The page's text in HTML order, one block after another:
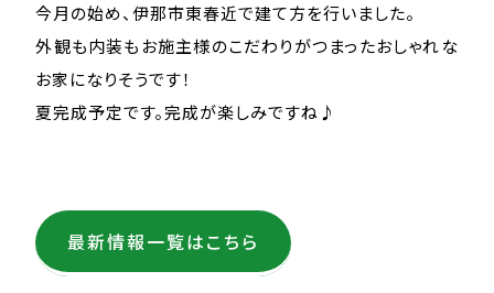
今月の始め、伊那市東春近で建て方を行いました。
外観も内装もお施主様のこだわりがつまったおしゃれな
お家になりそうです！
夏完成予定です。完成が楽しみですね♪
最新情報一覧はこちら